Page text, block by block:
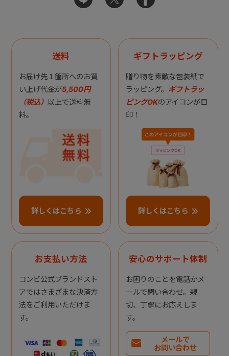
送料
お届け先１箇所へのお買
い上げ代金が5,500円
（税込） 以上で送料無
料。
詳しくはこちら
ギフトラッピング
贈り物を素敵な包装紙で
ラッピング。 ギフトラッ
ピングOKのアイコンが目
印！
詳しくはこちら
お支払い方法
コンビ公式ブランドスト
アではさまざまな決済方
法をご利用いただけま
す。
安心のサポート体制
お困りのことを電話かメ
ールで問い合わせ。親
切、丁寧にお応えしま
す。
メールで
お問い合わせ